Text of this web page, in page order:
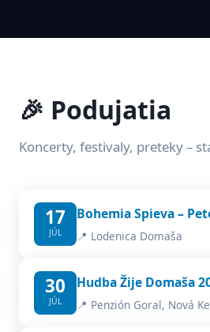
🎉 Podujatia
Koncerty, festivaly, preteky –
17
JÚL
Bohemia Spieva –
📍 Lodenica Domaša
30
JÚL
Hudba Žije Domaša
📍 Penzión Goral, Nová